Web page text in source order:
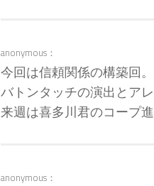
anonymous：
今回は信頼関係の構築回。
バトンタッチの演出とア
来週は喜多川君のコープ
anonymous：